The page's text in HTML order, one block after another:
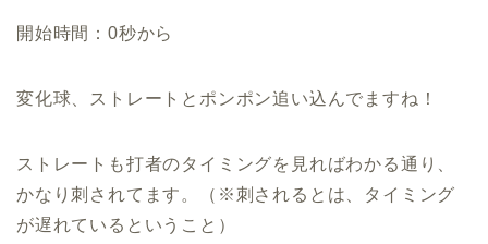
開始時間：0秒から
変化球、ストレートとポンポン追い込んでますね！
ストレートも打者のタイミングを見ればわかる通り、
かなり刺されてます。（※刺されるとは、タイミング
が遅れているということ）